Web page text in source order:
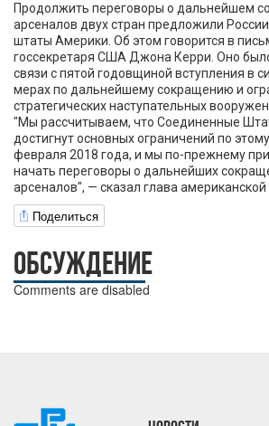
Продолжить переговоры о дальнейшем
арсеналов двух стран предложили
штаты Америки. Об этом говорится в
госсекретаря США Джона Керри. Оно
связи с пятой годовщиной вступления в
мерах по дальнейшему сокращению и
стратегических наступательных
"Мы рассчитываем, что Соединенные
достигнут основных ограничений по
февраля 2018 года, и мы по-прежнему
начать переговоры о дальнейших
арсеналов", — сказал глава
Поделиться
ОБСУЖДЕНИЕ
Comments are disabled